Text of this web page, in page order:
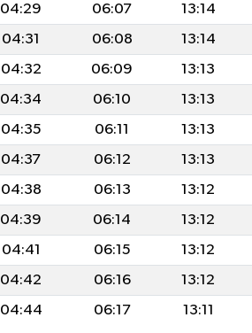
04:29 06:07 13:14
04:31 06:08 13:14
04:32 06:09 13:13
04:34 06:10 13:13
04:35 06:11 13:13
04:37 06:12 13:13
04:38 06:13 13:12
04:39 06:14 13:12
04:41 06:15 13:12
04:42 06:16 13:12
04:44 06:17 13:11